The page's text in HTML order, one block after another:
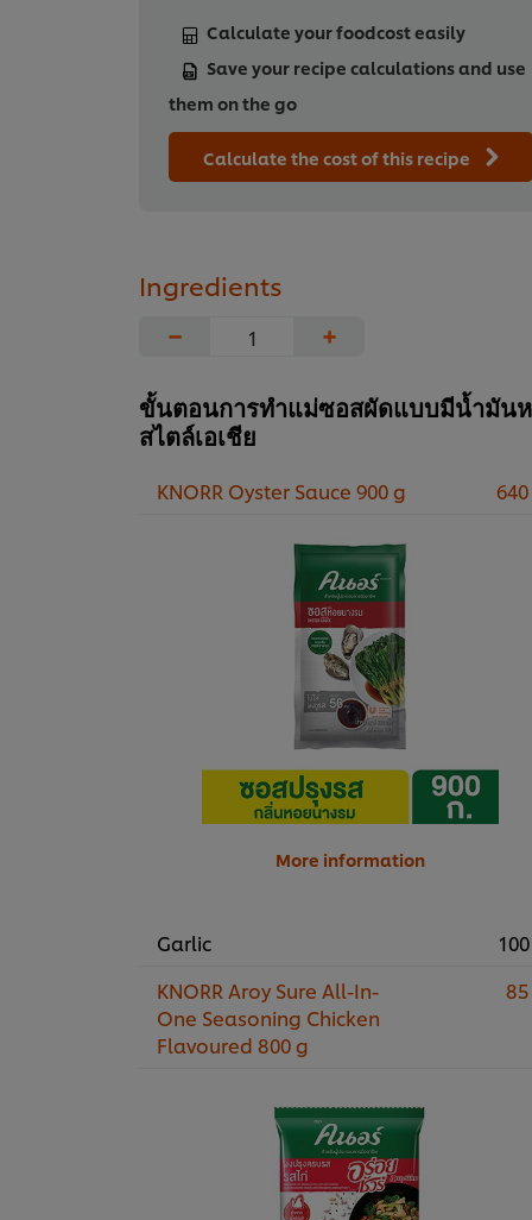
Calculate your foodcost easily
Save your recipe calculations and use
them on the go
Calculate the cost of this recipe
Ingredients
−
+
ขั้นตอนการทำแม่ซอสผัดแบบมีน้ำมัน
สไตล์เอเชีย
KNORR Oyster Sauce 900 g
More information
Garlic
KNORR Aroy Sure All-In-
One Seasoning Chicken
Flavoured 800 g